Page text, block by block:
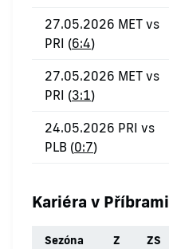
27.05.2026 MET vs
PRI (6:4)
27.05.2026 MET vs
PRI (3:1)
24.05.2026 PRI vs
PLB (0:7)
Kariéra v Příbrami
Sezóna Z ZS